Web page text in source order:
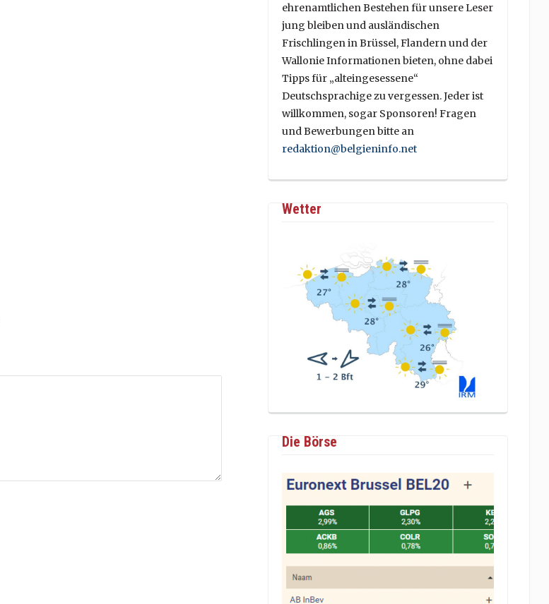
ehrenamtlichen Bestehen für unsere Leser
jung bleiben und ausländischen
Frischlingen in Brüssel, Flandern und der
Wallonie Informationen bieten, ohne dabei
Tipps für „alteingesessene“
Deutschsprachige zu vergessen. Jeder ist
willkommen, sogar Sponsoren! Fragen
und Bewerbungen bitte an
redaktion@belgieninfo.net
Wetter
Die Börse